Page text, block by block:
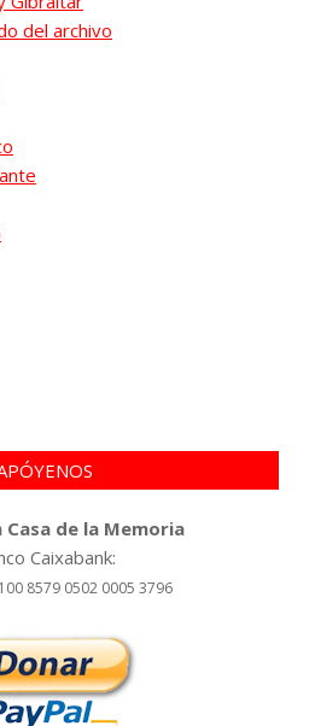
del archivo
Casa de la Memoria
Caixabank:
8579 0502 0005 3796